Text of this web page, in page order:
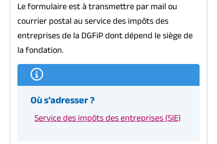
Le formulaire est à transmettre par mail ou
courrier postal au service des impôts des
entreprises de la DGFiP dont dépend le siège de
la fondation.
Où s’adresser ?
Service des impôts des entreprises (SIE)